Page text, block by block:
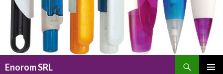
Enorom SRL